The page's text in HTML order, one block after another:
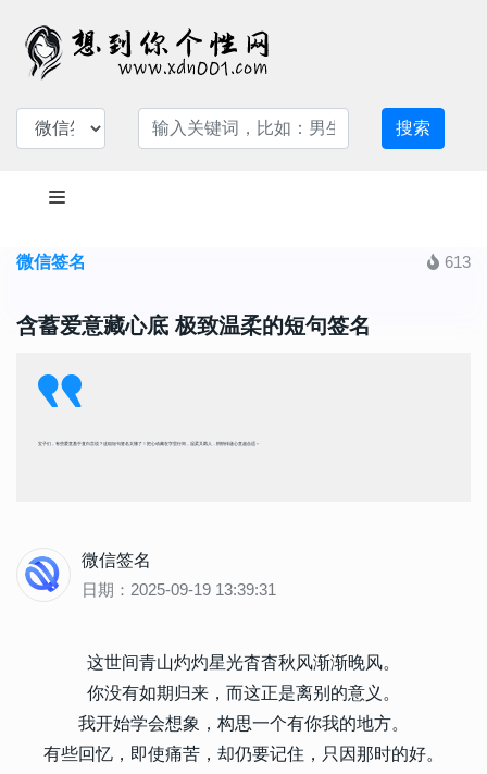
搜索
微信签名 613
含蓄爱意藏心底 极致温柔的短句签名
宝子们，有些爱意羞于直白言说？这组短句签名太懂了！把心动藏在字里行间，温柔又戳人，悄悄传递心意超合适～
微信签名
日期：2025-09-19 13:39:31
这世间青山灼灼星光杳杳秋风渐渐晚风。
你没有如期归来，而这正是离别的意义。
我开始学会想象，构思一个有你我的地方。
有些回忆，即使痛苦，却仍要记住，只因那时的好。